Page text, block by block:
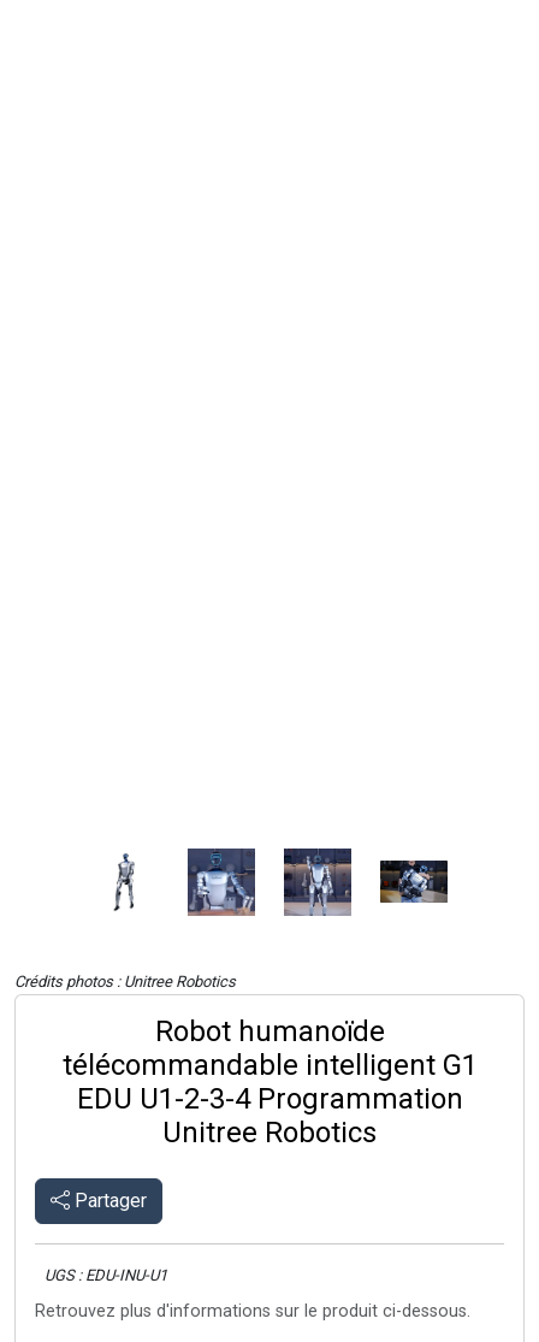
Crédits photos : Unitree Robotics
Robot humanoïde
télécommandable intelligent G1
EDU U1-2-3-4 Programmation
Unitree Robotics
Partager
UGS : EDU-INU-U1
Retrouvez plus d'informations sur le produit ci-dessous.